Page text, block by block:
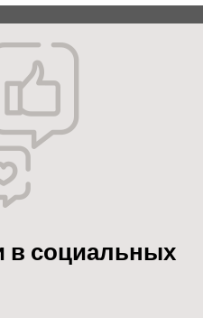
в социальных